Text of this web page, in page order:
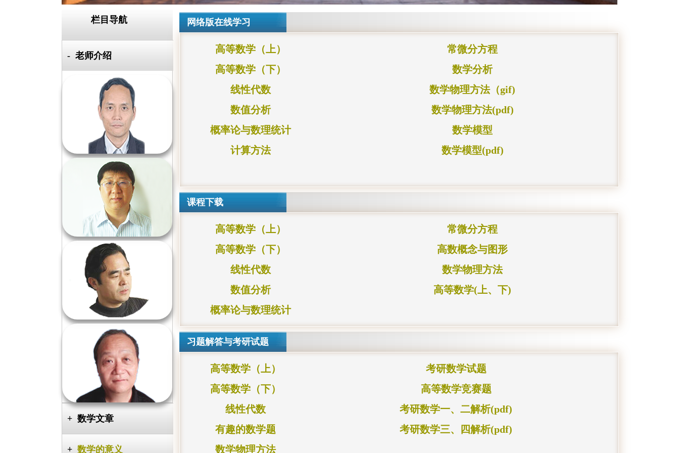
栏目导航
老师介绍
李功胜
职称：硕导、教授
学位：博士（数学）
秦惠增
职称：硕导、教授
荣誉称号：美国数学评论员
张耀明
职称：硕导、教授
学位：博士（数学）
曹永林
职称： 教授
指导层次：硕士
数学文章
数学的意义
网络版在线学习
高等数学（上）
高等数学（下）
线性代数
数值分析
概率论与数理统计
计算方法
常微分方程
数学分析
数学物理方法（gif)
数学物理方法(pdf)
数学模型
数学模型(pdf)
课程下载
高等数学（上）
高等数学（下）
线性代数
数值分析
概率论与数理统计
常微分方程
高数概念与图形
数学物理方法
高等数学(上、下)
习题解答与考研试题
高等数学（上）
高等数学（下）
线性代数
有趣的数学题
数学物理方法
考研数学试题
高等数学竞赛题
考研数学一、二解析(pdf)
考研数学三、四解析(pdf)